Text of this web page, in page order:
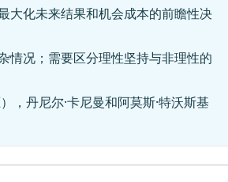
大化未来结果和机会成本的前瞻性决
情况；需要区分理性坚持与非理性的
，丹尼尔·卡尼曼和阿莫斯·特沃斯基